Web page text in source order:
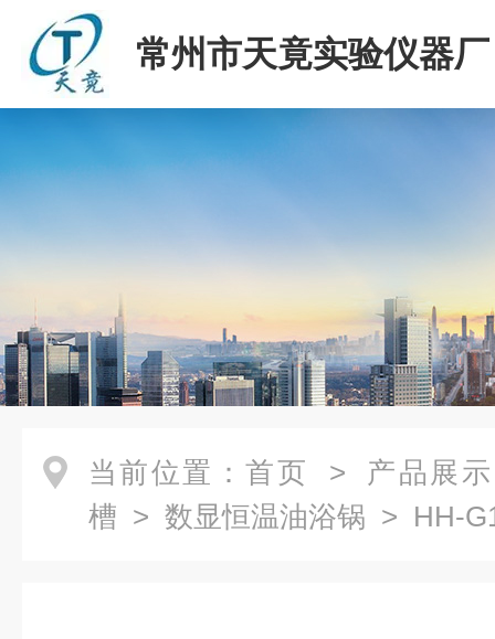
常州市天竟实验仪器厂
当前位置： 首页 > 产品展示
槽 > 数显恒温油浴锅 > HH-